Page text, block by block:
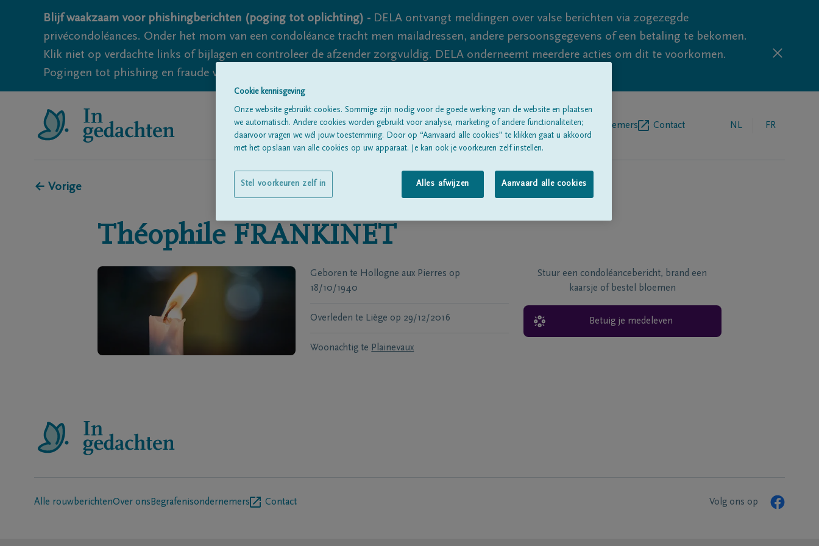
Blijf waakzaam voor phishingberichten (poging tot oplichting) - DELA ontvangt meldingen over valse berichten via zogezegde
privécondoléances. Onder het mom van een condoléance tracht men mailadressen, andere persoonsgegevens of een betaling te bekomen.
Klik niet op verdachte links of bijlagen en controleer de afzender zorgvuldig. DELA onderneemt meerdere acties om dit te voorkomen.
Pogingen tot phishing en fraude vallen echter nooit volledig uit te sluiten, dus blijf waakzaam.
Alle rouwberichten Over onsBegrafenisondernemers Contact NL FR
← Vorige
Théophile FRANKINET
Geboren te Hollogne aux Pierres op
18/10/1940
Overleden te Liège op 29/12/2016
Woonachtig te Plainevaux
Stuur een condoléancebericht, brand een
kaarsje of bestel bloemen
Betuig je medeleven
Alle rouwberichtenOver ons Begrafenisondernemers Contact Volg ons op
Cookie kennisgeving
Onze website gebruikt cookies. Sommige zijn nodig voor de goede werking van de website en plaatsen
we automatisch. Andere cookies worden gebruikt voor analyse, marketing of andere functionaliteiten;
daarvoor vragen we wél jouw toestemming. Door op “Aanvaard alle cookies” te klikken gaat u akkoord
met het opslaan van alle cookies op uw apparaat. Je kan ook je voorkeuren zelf instellen.
Alles afwijzen Aanvaard alle cookies
Stel voorkeuren zelf in